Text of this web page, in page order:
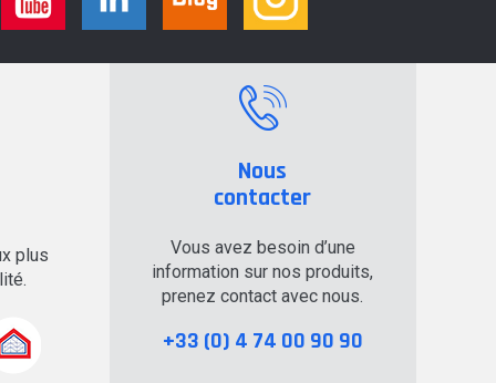
plus
Nous
contacter
Vous avez besoin d’une
information sur nos produits,
prenez contact avec nous.
+33 (0) 4 74 00 90 90